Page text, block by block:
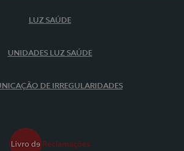
LUZ SAÚDE
UNIDADES LUZ SAÚDE
DE IRREGULARIDADES